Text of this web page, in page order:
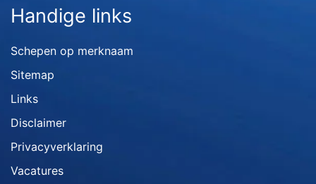
Handige links
Schepen op merknaam
Sitemap
Links
Disclaimer
Privacyverklaring
Vacatures